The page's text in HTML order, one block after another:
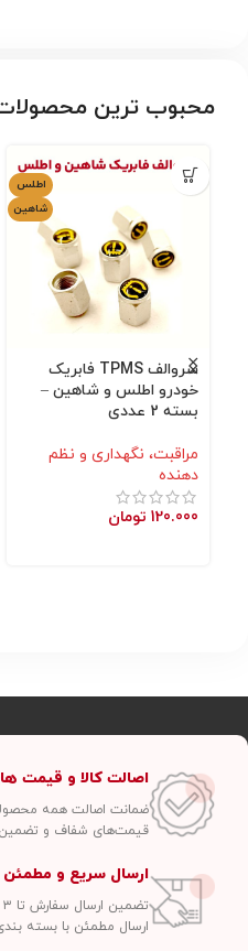
محبوب ترین
اطلس
شاهین
سروالف TPMS فابریک
خودرو اطلس و شاهین –
بسته 2 عددی
مراقبت، نگهداری و نظم
دهنده
120.000 تومان
اصالت کالا و قیمت
ضمانت اصالت همه
قیمت‌های شفاف و
ارسال سریع و مطمئن
تضمین ارسال سفارش تا ۳ روز کاری
ارسال مطمئن با بسته